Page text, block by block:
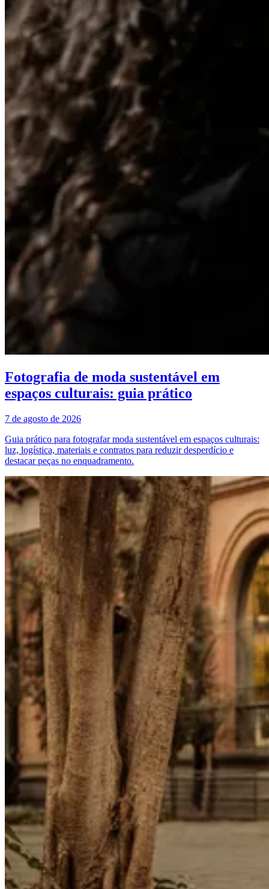
Fotografia de moda sustentável em
espaços culturais: guia prático
7 de agosto de 2026
Guia prático para fotografar moda sustentável em espaços culturais:
luz, logística, materiais e contratos para reduzir desperdício e
destacar peças no enquadramento.